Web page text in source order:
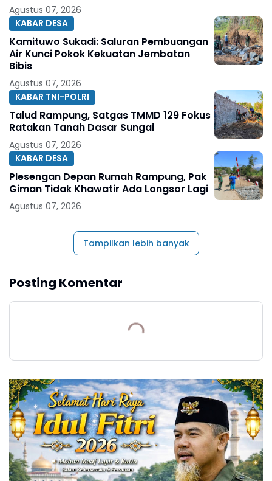
Agustus 07, 2026
KABAR DESA
Kamituwo Sukadi: Saluran Pembuangan
Air Kunci Pokok Kekuatan Jembatan
Bibis
Agustus 07, 2026
KABAR TNI-POLRI
Talud Rampung, Satgas TMMD 129 Fokus
Ratakan Tanah Dasar Sungai
Agustus 07, 2026
KABAR DESA
Plesengan Depan Rumah Rampung, Pak
Giman Tidak Khawatir Ada Longsor Lagi
Agustus 07, 2026
Tampilkan lebih banyak
Posting Komentar